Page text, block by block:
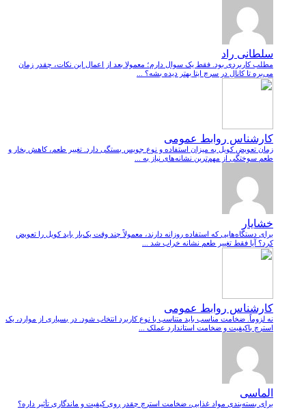
سلطانی راد
مطلب کاربردی بود. فقط یک سوال دارم؛ معمولا بعد از اعمال این نکات، چقدر زمان
می‌بره تا کانال در سرچ ایتا بهتر دیده بشه؟ ...
کارشناس روابط عمومی
زمان تعویض کویل به میزان استفاده و نوع جویس بستگی دارد. تغییر طعم، کاهش بخار و
طعم سوختگی از مهم‌ترین نشانه‌های نیاز به ...
خشایار
برای دستگاه‌هایی که استفاده روزانه دارند، معمولاً چند وقت یک‌بار باید کویل را تعویض
کرد؟ آیا فقط تغییر طعم نشانه خراب شد ...
کارشناس روابط عمومی
نه لزوماً. ضخامت مناسب باید متناسب با نوع کاربرد انتخاب شود. در بسیاری از موارد، یک
استرچ باکیفیت و ضخامت استاندارد عملک ...
الماسی
برای بسته‌بندی مواد غذایی، ضخامت استرچ چقدر روی کیفیت و ماندگاری تأثیر داره؟